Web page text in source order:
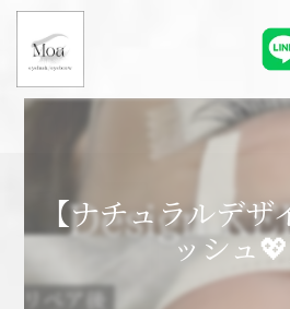
【ナチュラルデザ
ッシュ💖